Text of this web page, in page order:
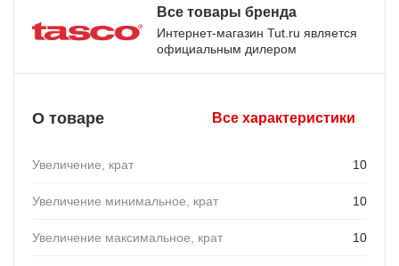
Все товары бренда
Интернет-магазин Tut.ru является
официальным дилером
О товаре Все характеристики
Увеличение, крат 10
Увеличение минимальное, крат 10
Увеличение максимальное, крат 10